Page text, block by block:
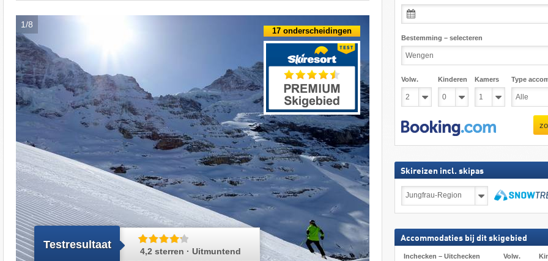
1/8
Testresultaat
4,2 sterren · Uitmuntend
17 onderscheidingen
Bestemming – selecteren
Volw. Kinderen Kamers Type
Skireizen incl. skipas
incl.
Accommodaties bij dit skigebied
Inchecken – Uitchecken Volw.